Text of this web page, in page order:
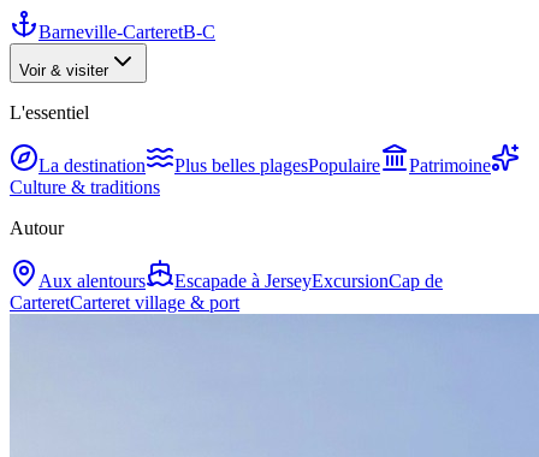
Barneville-CarteretB-C
Voir & visiter
L'essentiel
La destination Plus belles plagesPopulaire
Patrimoine
Culture & traditions
Autour
Aux alentours Escapade à JerseyExcursionCap de
CarteretCarteret village & port